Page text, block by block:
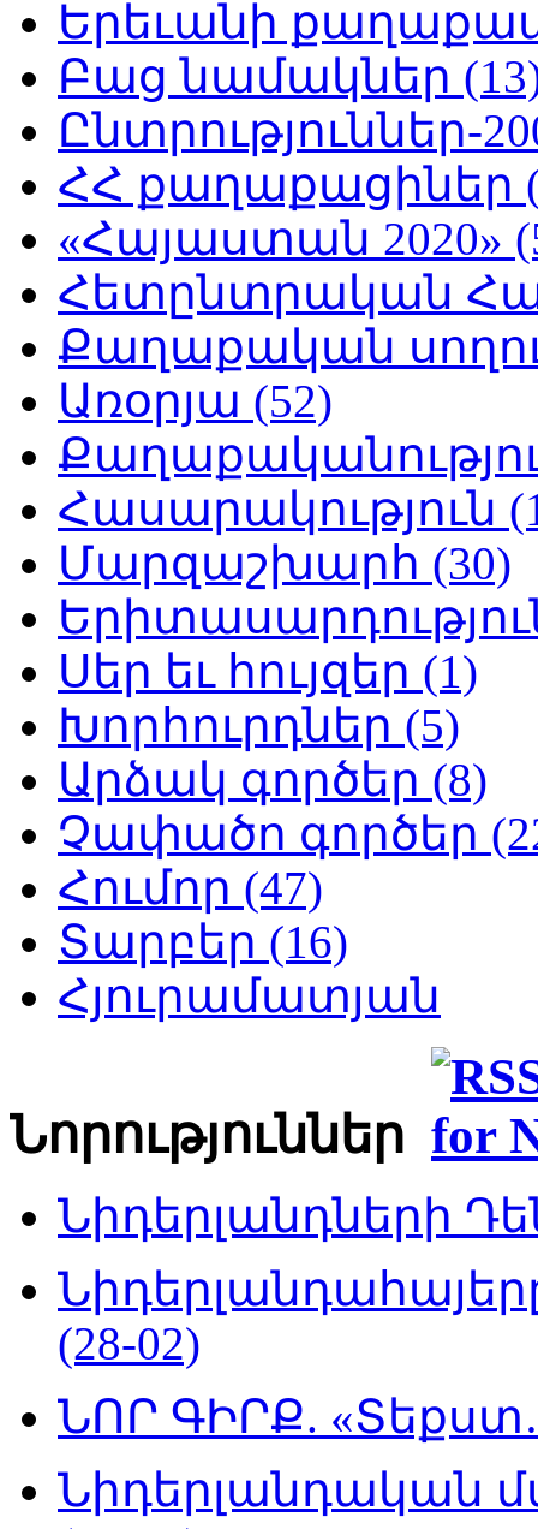
Երեւանի
Բաց նամակներ
Ընտրություններ-
ՀՀ քաղաքացիներ
«Հայաստան 2020»
Հետընտրական
Քաղաքական
Առօրյա (52)
Հասարակություն
Մարզաշխարհ (30)
Սեր եւ հույզեր (1)
Խորհուրդներ (5)
Արձակ գործեր (8)
Չափածո գործեր
Հումոր (47)
Տարբեր (16)
Հյուրամատյան
Նորություններ
Նիդերլանդների
(28-02)
ՆՈՐ ԳԻՐՔ.
Նիդերլանդական